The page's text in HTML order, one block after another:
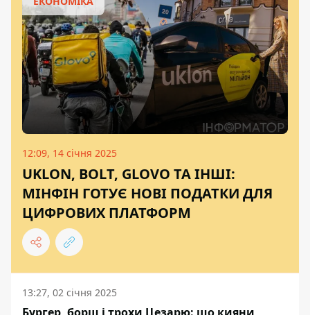
12:09, 14 січня 2025
UKLON, BOLT, GLOVO ТА ІНШІ:
МІНФІН ГОТУЄ НОВІ ПОДАТКИ ДЛЯ
ЦИФРОВИХ ПЛАТФОРМ
13:27, 02 січня 2025